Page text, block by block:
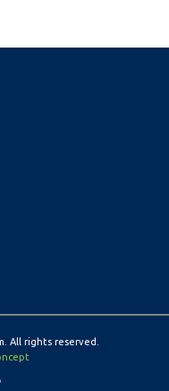
All rights reserved.